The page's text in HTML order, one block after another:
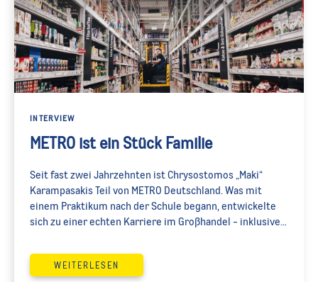
METRO ist ein Stück Familie
INTERVIEW
Seit fast zwei Jahrzehnten ist Chrysostomos „Maki“
Karampasakis Teil von METRO Deutschland. Was mit
einem Praktikum nach der Schule begann, entwickelte
sich zu einer echten Karriere im Großhandel - inklusive
Weiterbildung. Heute ist Maki Abteilungsleiter im METRO
Großmarkt in Sankt Augustin. Im Interview spricht er
WEITERLESEN